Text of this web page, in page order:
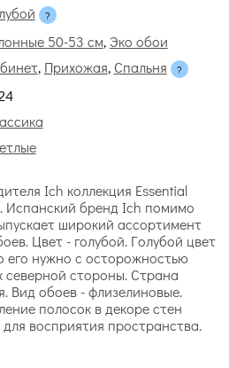
50-53 см, Эко обои
, Прихожая, Спальня
Ich коллекция Essential
Испанский бренд Ich помимо
широкий ассортимент
Цвет - голубой. Голубой цвет
его нужно с осторожностью
северной стороны. Страна
Вид обоев - флизелиновые.
полосок в декоре стен
восприятия пространства.